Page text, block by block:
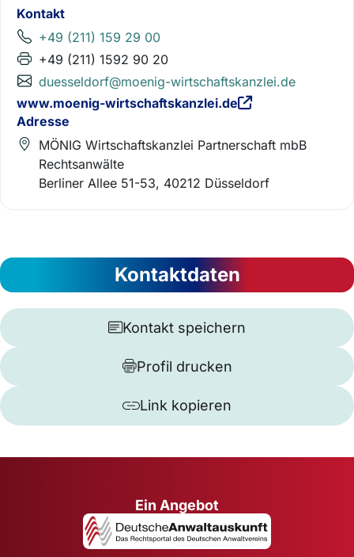
Kontakt
+49 (211) 159 29 00
+49 (211) 1592 90 20
duesseldorf@moenig-wirtschaftskanzlei.de
www.moenig-wirtschaftskanzlei.de
Adresse
MÖNIG Wirtschaftskanzlei Partnerschaft mbB
Rechtsanwälte
Berliner Allee 51-53, 40212 Düsseldorf
Kontaktdaten
Kontakt speichern
Profil drucken
Link kopieren
Ein Angebot